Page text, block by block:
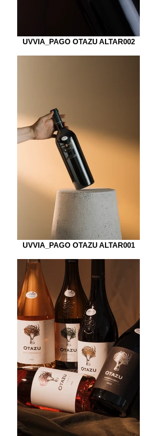
UVVIA_PAGO OTAZU ALTAR002
UVVIA_PAGO OTAZU ALTAR001